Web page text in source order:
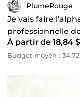
PlumeRouge
Je vais faire
professionnelle
À partir de 18,84
Budget moyen : 34,72